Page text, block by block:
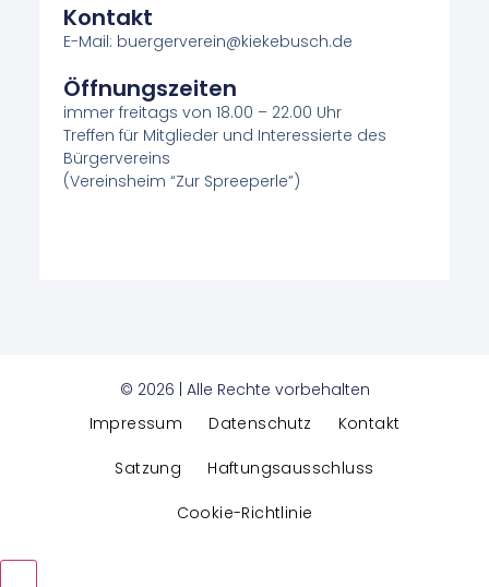
Kontakt
E-Mail: buergerverein@kiekebusch.de
Öffnungszeiten
immer freitags von 18.00 – 22.00 Uhr
Treffen für Mitglieder und Interessierte des
Bürgervereins
(Vereinsheim “Zur Spreeperle”)
© 2026 | Alle Rechte vorbehalten
Impressum
Datenschutz Kontakt
Satzung Haftungsausschluss
Cookie-Richtlinie